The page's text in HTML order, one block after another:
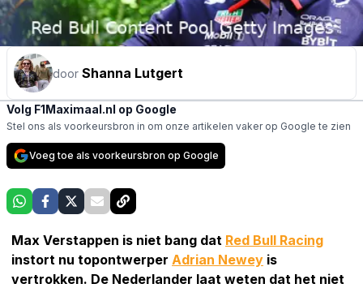
door Shanna Lutgert
Volg F1Maximaal.nl op Google
Stel ons als voorkeursbron in om onze artikelen vaker op Google te zien
Voeg toe als voorkeursbron op Google
Max Verstappen is niet bang dat Red Bull Racing
instort nu topontwerper Adrian Newey is
vertrokken. De Nederlander laat weten dat het niet